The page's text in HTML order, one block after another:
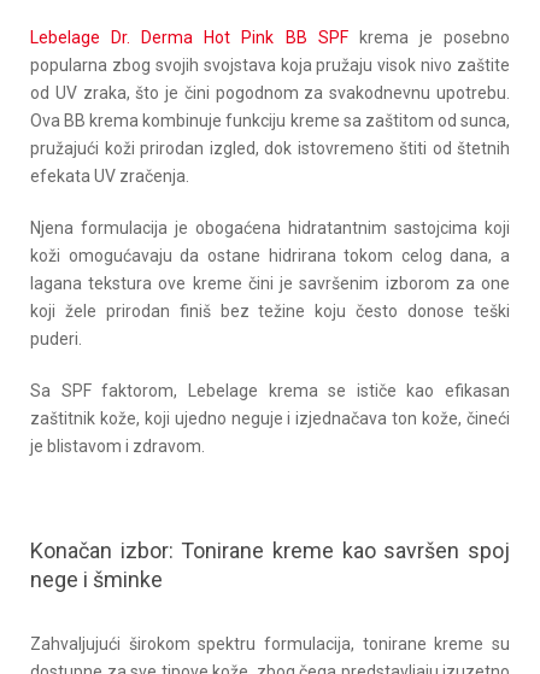
Lebelage Dr. Derma Hot Pink BB SPFkrema je posebno
popularna zbog svojih svojstava koja pružaju visok nivo zaštite
od UV zraka, što je čini pogodnom za svakodnevnu upotrebu.
Ova BB krema kombinuje funkciju kreme sa zaštitom od sunca,
pružajući koži prirodan izgled, dok istovremeno štiti od štetnih
efekata UV zračenja.
Njena formulacija je obogaćena hidratantnim sastojcima koji
koži omogućavaju da ostane hidrirana tokom celog dana, a
lagana tekstura ove kreme čini je savršenim izborom za one
koji žele prirodan finiš bez težine koju često donose teški
puderi.
Sa SPF faktorom, Lebelage krema se ističe kao efikasan
zaštitnik kože, koji ujedno neguje i izjednačava ton kože, čineći
je blistavom i zdravom.
Konačan izbor: Tonirane kreme kao savršen spoj
nege i šminke
Zahvaljujući širokom spektru formulacija, tonirane kreme su